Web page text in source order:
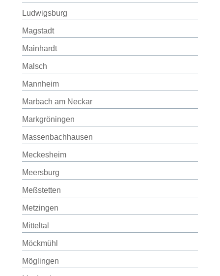
Ludwigsburg
Magstadt
Mainhardt
Malsch
Mannheim
Marbach am Neckar
Markgröningen
Massenbachhausen
Meckesheim
Meersburg
Meßstetten
Metzingen
Mitteltal
Möckmühl
Möglingen